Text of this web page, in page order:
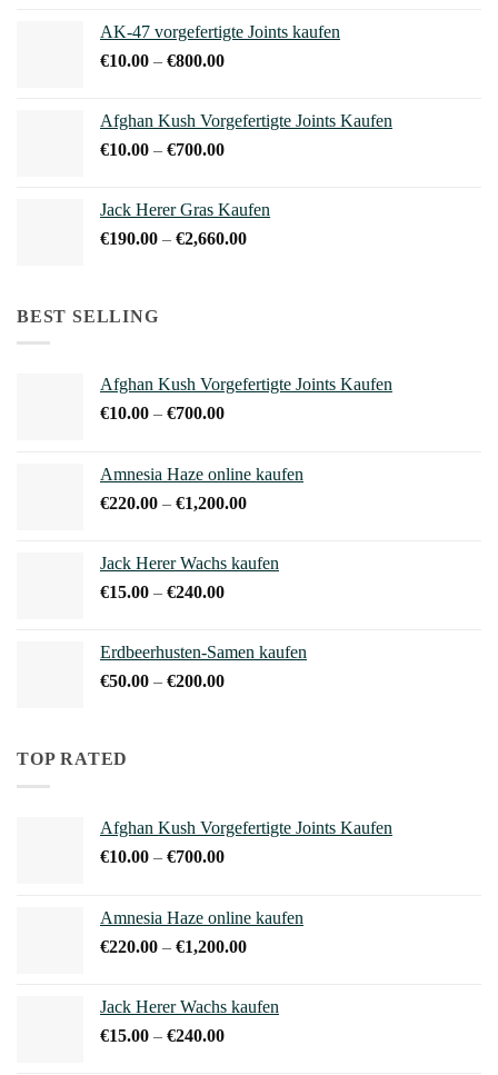
€240.00
AK-47 vorgefertigte Joints kaufen
€10.00 – €800.00Preisspanne:
€800.00
Afghan Kush Vorgefertigte Joints Kaufen
€10.00 – €700.00Preisspanne:
€700.00
Jack Herer Gras Kaufen
€190.00 – €2,660.00Preisspanne:
BEST SELLING
Afghan Kush Vorgefertigte Joints Kaufen
€10.00 – €700.00Preisspanne:
€700.00
Amnesia Haze online kaufen
€220.00 – €1,200.00Preisspanne:
€1,200.00
Jack Herer Wachs kaufen
€15.00 – €240.00Preisspanne:
€240.00
Erdbeerhusten-Samen kaufen
€50.00 – €200.00Preisspanne:
TOP RATED
Afghan Kush Vorgefertigte Joints Kaufen
€10.00 – €700.00Preisspanne:
€700.00
Amnesia Haze online kaufen
€220.00 – €1,200.00Preisspanne:
€1,200.00
Jack Herer Wachs kaufen
€15.00 – €240.00Preisspanne: